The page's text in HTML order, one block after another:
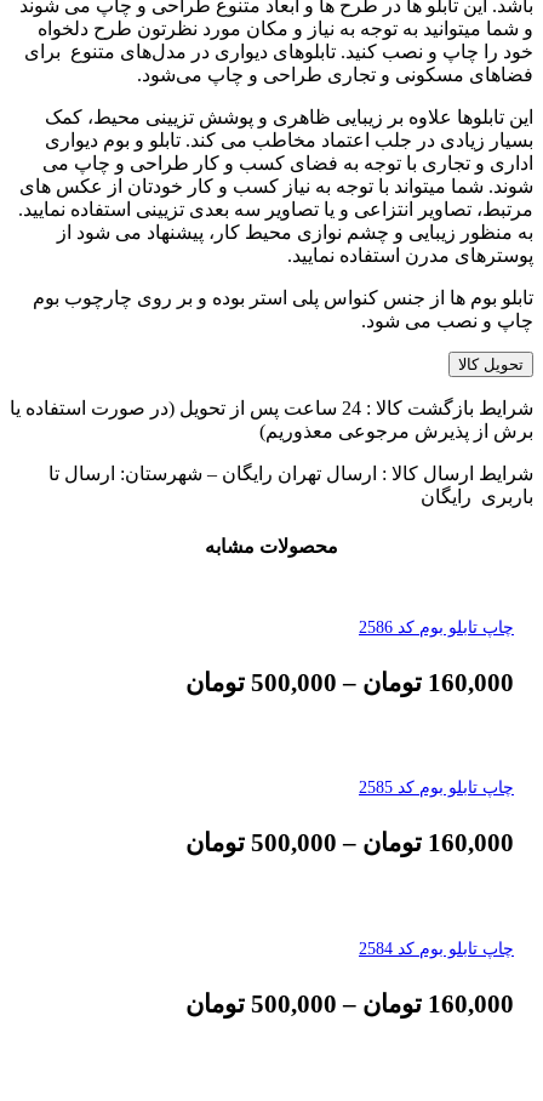
باشد. این تابلو ها در طرح ها و ابعاد متنوع طراحی و چاپ می شوند
و شما میتوانید به توجه به نیاز و مکان مورد نظرتون طرح دلخواه
خود را چاپ و نصب کنید. تابلوهای دیواری در مدل‌های متنوع برای
فضاهای مسکونی و تجاری طراحی و چاپ می‌شود.
این تابلوها علاوه بر زیبایی ظاهری و پوشش تزیینی محیط، کمک
بسیار زیادی در جلب اعتماد مخاطب می کند. تابلو و بوم دیواری
اداری و تجاری با توجه به فضای کسب و کار طراحی و چاپ می
شوند. شما میتواند با توجه به نیاز کسب و کار خودتان از عکس های
مرتبط، تصاویر انتزاعی و یا تصاویر سه بعدی تزیینی استفاده نمایید.
به منظور زیبایی و چشم نوازی محیط کار، پیشنهاد می شود از
پوسترهای مدرن استفاده نمایید.
تابلو بوم ها از جنس کنواس پلی استر بوده و بر روی چارچوب بوم
چاپ و نصب می شود.
تحویل کالا
شرایط بازگشت کالا : 24 ساعت پس از تحویل (در صورت استفاده یا
برش از پذیرش مرجوعی معذوریم)
شرایط ارسال کالا : ارسال تهران رایگان – شهرستان: ارسال تا
باربری رایگان
محصولات مشابه
چاپ تابلو بوم کد 2586
160,000 تومان –
500,000 تومان
چاپ تابلو بوم کد 2585
160,000 تومان –
500,000 تومان
چاپ تابلو بوم کد 2584
160,000 تومان –
500,000 تومان